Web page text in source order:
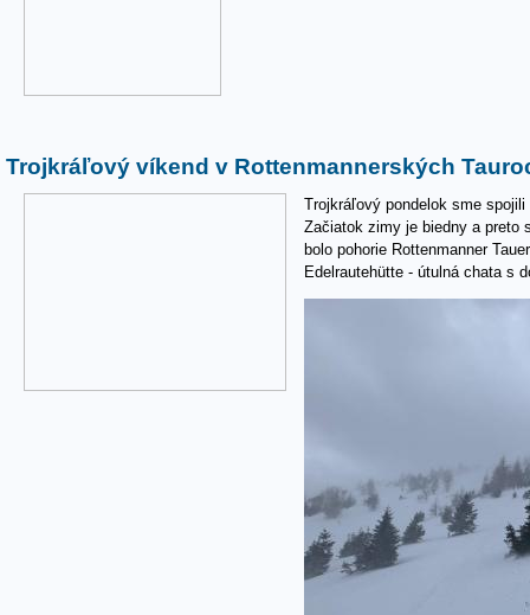
Trojkráľový víkend v Rottenmannerských
Trojkráľový pondelok sme
Začiatok zimy je biedny a preto
bolo pohorie Rottenmanner
Edelrautehütte - útulná chata s